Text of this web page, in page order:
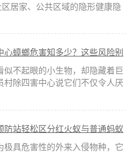
区居家、公共区域的隐形健康隐
心蟑螂危害知多少？这些风险别
似不起眼的小生物，却隐藏着巨
村除四害中心说它们不仅令人厌
防站轻松区分红火蚁与普通蚂蚁
极具危害性的外来入侵物种，它